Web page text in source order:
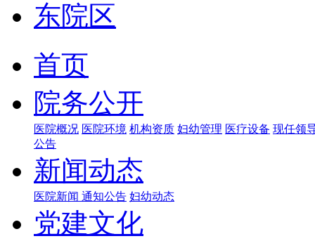
东院区
首页
院务公开
医院概况 医院环境 机构资质 妇幼管理 医疗设备 现任领
公告
新闻动态
医院新闻 通知公告 妇幼动态
党建文化